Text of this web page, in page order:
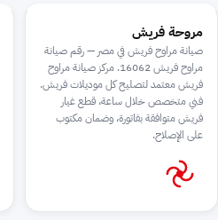
مروحة فريش
صيانة مراوح فريش في مصر — رقم صيانة
مراوح فريش 16062. مركز صيانة مراوح
فريش معتمد لتصليح كل موديلات فريش.
فني متخصص خلال ساعة، قطع غيار
فريش متوافقة بفاتورة، وضمان مكتوب
على الإصلاح.